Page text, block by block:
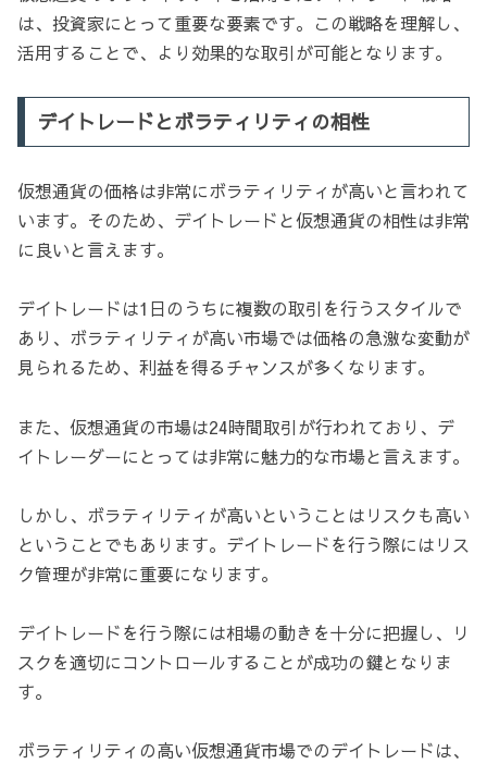
は、投資家にとって重要な要素です。この戦略を理解し、
活用することで、より効果的な取引が可能となります。
デイトレードとボラティリティの相性
仮想通貨の価格は非常にボラティリティが高いと言われて
います。そのため、デイトレードと仮想通貨の相性は非常
に良いと言えます。
デイトレードは1日のうちに複数の取引を行うスタイルで
あり、ボラティリティが高い市場では価格の急激な変動が
見られるため、利益を得るチャンスが多くなります。
また、仮想通貨の市場は24時間取引が行われており、デ
イトレーダーにとっては非常に魅力的な市場と言えます。
しかし、ボラティリティが高いということはリスクも高い
ということでもあります。デイトレードを行う際にはリス
ク管理が非常に重要になります。
デイトレードを行う際には相場の動きを十分に把握し、リ
スクを適切にコントロールすることが成功の鍵となりま
す。
ボラティリティの高い仮想通貨市場でのデイトレードは、